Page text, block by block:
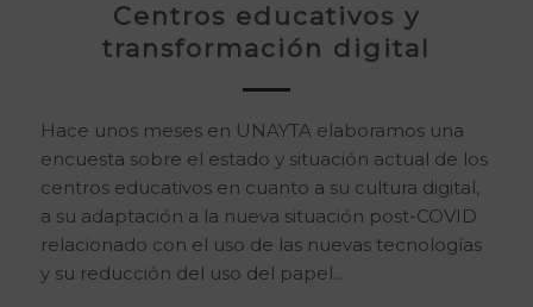
Centros educativos y
transformación digital
Hace unos meses en UNAYTA elaboramos una
encuesta sobre el estado y situación actual de los
centros educativos en cuanto a su cultura digital,
a su adaptación a la nueva situación post-COVID
relacionado con el uso de las nuevas tecnologías
y su reducción del uso del papel...